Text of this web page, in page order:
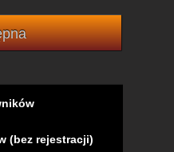
(bez rejestracji)